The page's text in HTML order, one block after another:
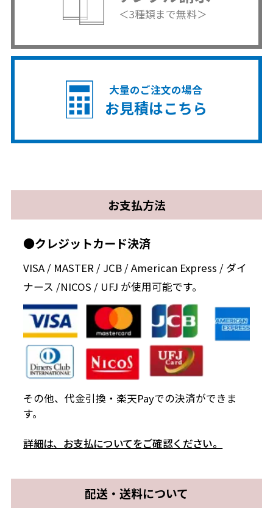
＜3種類まで無料＞
大量のご注文の場合
お見積はこちら
お支払方法
●クレジットカード決済
VISA / MASTER / JCB / American Express / ダイ
ナース /NICOS / UFJ が使用可能です。
その他、代金引換・楽天Payでの決済ができま
す。
詳細は、お支払についてをご確認ください。
配送・送料について